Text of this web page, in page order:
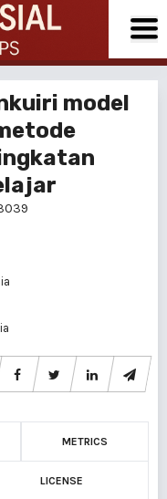
model
METRICS
LICENSE